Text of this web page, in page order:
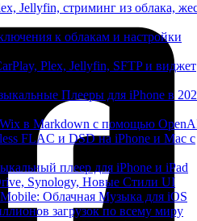
Jellyfin, стриминг из облака,
к облакам и настройки
Plex, Jellyfin, SFTP и виджет
Плееры для iPhone в
Wix в Markdown с помощью
FLAC и DSD на iPhone и Mac с
плеер для iPhone и iPad
Synology, Новые Стили UI
Облачная Музыка для iOS
загрузок по всему миру